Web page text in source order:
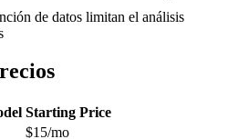
de datos limitan el análisis
Starting Price
$15/mo